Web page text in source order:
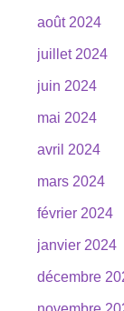
août 2024
juillet 2024
juin 2024
mai 2024
avril 2024
mars 2024
février 2024
janvier 2024
décembre